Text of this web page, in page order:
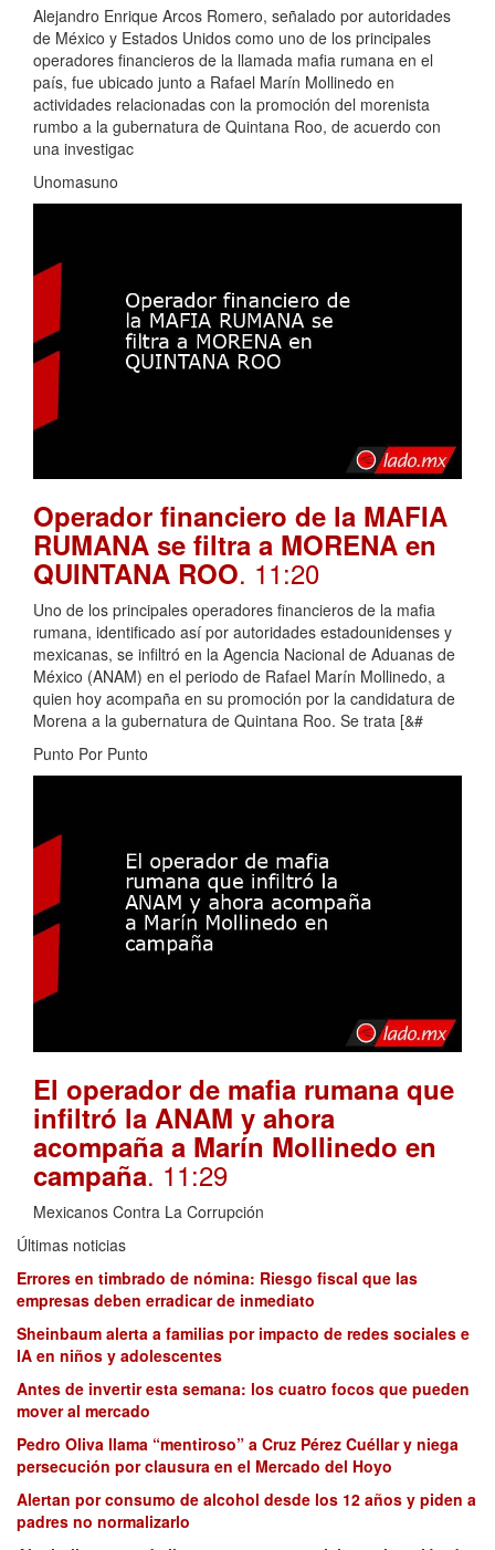
Alejandro Enrique Arcos Romero, señalado por autoridades
de México y Estados Unidos como uno de los principales
operadores financieros de la llamada mafia rumana en el
país, fue ubicado junto a Rafael Marín Mollinedo en
actividades relacionadas con la promoción del morenista
rumbo a la gubernatura de Quintana Roo, de acuerdo con
una investigac
Unomasuno
Operador financiero de la MAFIA
RUMANA se filtra a MORENA en
QUINTANA ROO. 11:20
Uno de los principales operadores financieros de la mafia
rumana, identificado así por autoridades estadounidenses y
mexicanas, se infiltró en la Agencia Nacional de Aduanas de
México (ANAM) en el periodo de Rafael Marín Mollinedo, a
quien hoy acompaña en su promoción por la candidatura de
Morena a la gubernatura de Quintana Roo. Se trata [&#
Punto Por Punto
El operador de mafia rumana que
infiltró la ANAM y ahora
acompaña a Marín Mollinedo en
campaña. 11:29
Mexicanos Contra La Corrupción
Últimas noticias
Errores en timbrado de nómina: Riesgo fiscal que las
empresas deben erradicar de inmediato
Sheinbaum alerta a familias por impacto de redes sociales e
IA en niños y adolescentes
Antes de invertir esta semana: los cuatro focos que pueden
mover al mercado
Pedro Oliva llama “mentiroso” a Cruz Pérez Cuéllar y niega
persecución por clausura en el Mercado del Hoyo
Alertan por consumo de alcohol desde los 12 años y piden a
padres no normalizarlo